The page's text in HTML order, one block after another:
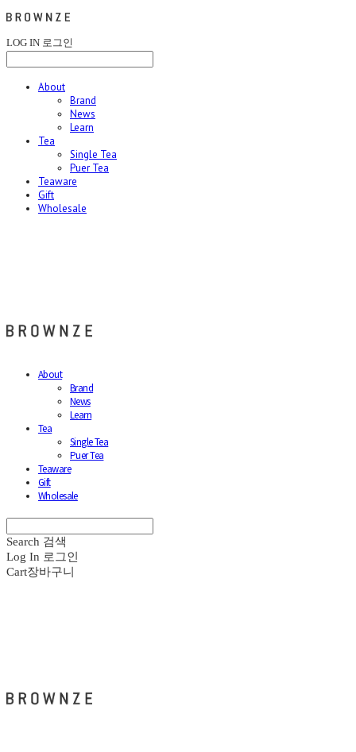
LOG IN 로그인
About
Brand
News
Learn
Tea
Single Tea
Puer Tea
Teaware
Gift
Wholesale
About
Brand
News
Learn
Tea
Single Tea
Puer Tea
Teaware
Gift
Wholesale
Search 검색
Log In 로그인
Cart장바구니